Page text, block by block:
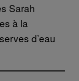
Sarah
à la
d’eau